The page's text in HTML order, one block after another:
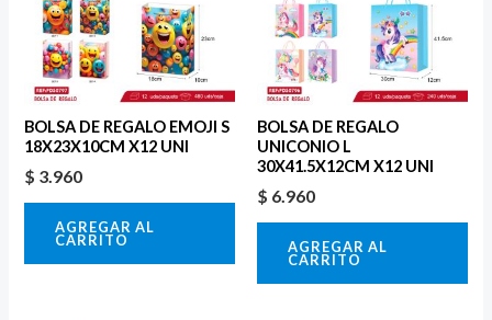
BOLSA DE REGALO EMOJI S
18X23X10CM X12 UNI
$ 3.960
AGREGAR AL
CARRITO
BOLSA DE REGALO
UNICONIO L
30X41.5X12CM X12 UNI
$ 6.960
AGREGAR AL
CARRITO